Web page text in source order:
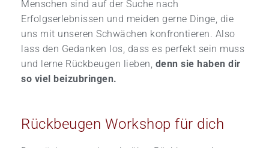
Menschen sind auf der Suche nach
Erfolgserlebnissen und meiden gerne Dinge, die
uns mit unseren Schwächen konfrontieren. Also
lass den Gedanken los, dass es perfekt sein muss
und lerne Rückbeugen lieben, denn sie haben dir
so viel beizubringen.
Rückbeugen Workshop für dich